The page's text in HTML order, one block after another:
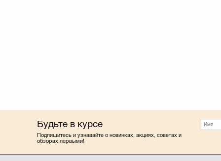
Будьте в курсе
Подпишитесь и узнавайте о новинках, акциях, советах и
обзорах первыми!